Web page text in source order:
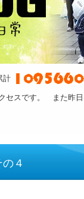
計
セスです。 また昨日
４